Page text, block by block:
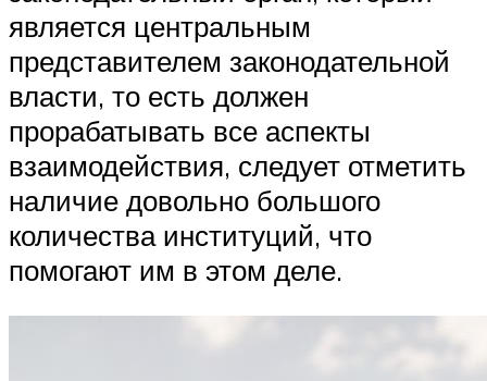
является центральным
представителем законодательной
власти, то есть должен
прорабатывать все аспекты
взаимодействия, следует отметить
наличие довольно большого
количества институций, что
помогают им в этом деле.